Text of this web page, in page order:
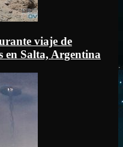
viaje de
en Salta, Argentina